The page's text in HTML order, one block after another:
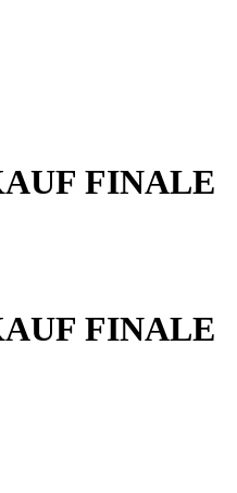
FINALE
FINALE